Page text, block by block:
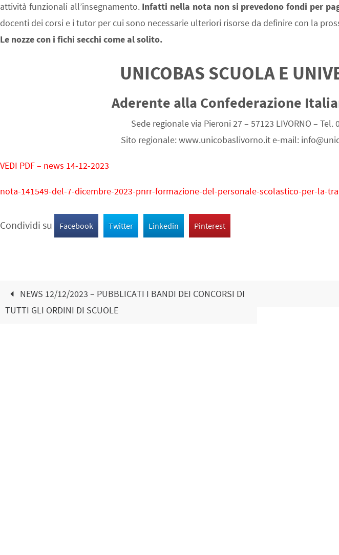
attività funzionali all’insegnamento. Infatti nella nota non si prevedono fondi per
docenti dei corsi e i tutor per cui sono necessarie ulteriori risorse da definire con la
Le nozze con i fichi secchi come al solito.
UNICOBAS SCUOLA E
Aderente alla Confederazione
Sede regionale via Pieroni 27 – 57123 LIVORNO – Tel.
Sito regionale: www.unicobaslivorno.it e-mail:
VEDI PDF – news 14-12-2023
nota-141549-del-7-dicembre-2023-pnrr-formazione-del-personale-scolastico-per-la-
Condividi su Facebook Twitter Linkedin Pinterest
NEWS 12/12/2023 – PUBBLICATI I BANDI DEI CONCORSI DI
TUTTI GLI ORDINI DI SCUOLE